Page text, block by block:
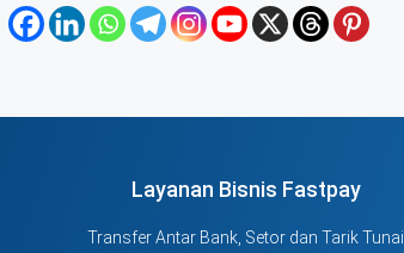
Layanan Bisnis Fastpay
Transfer Antar Bank, Setor dan Tarik Tunai